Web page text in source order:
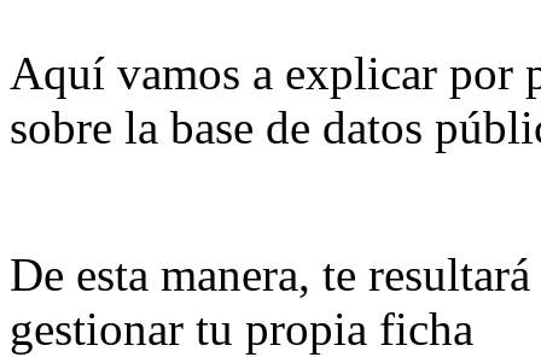
Aquí vamos a explicar por
sobre la base de datos
De esta manera, te
gestionar tu propia ficha